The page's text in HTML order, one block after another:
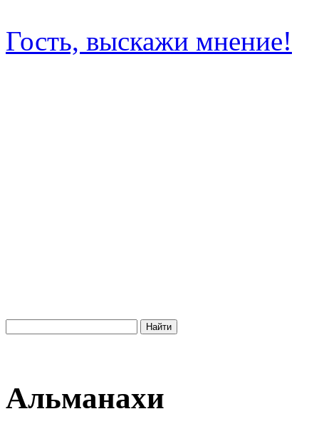
Гость, выскажи мнение!
Альманахи